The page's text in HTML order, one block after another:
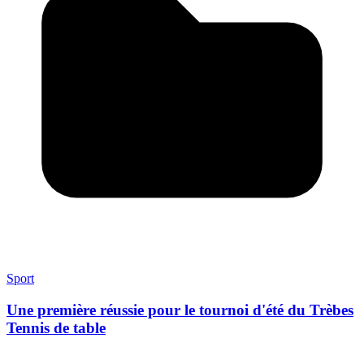
Sport
Une première réussie pour le tournoi d'été du Trèbes
Tennis de table